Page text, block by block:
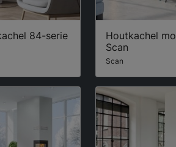
84-serie
Houtkachel
Scan
Scan